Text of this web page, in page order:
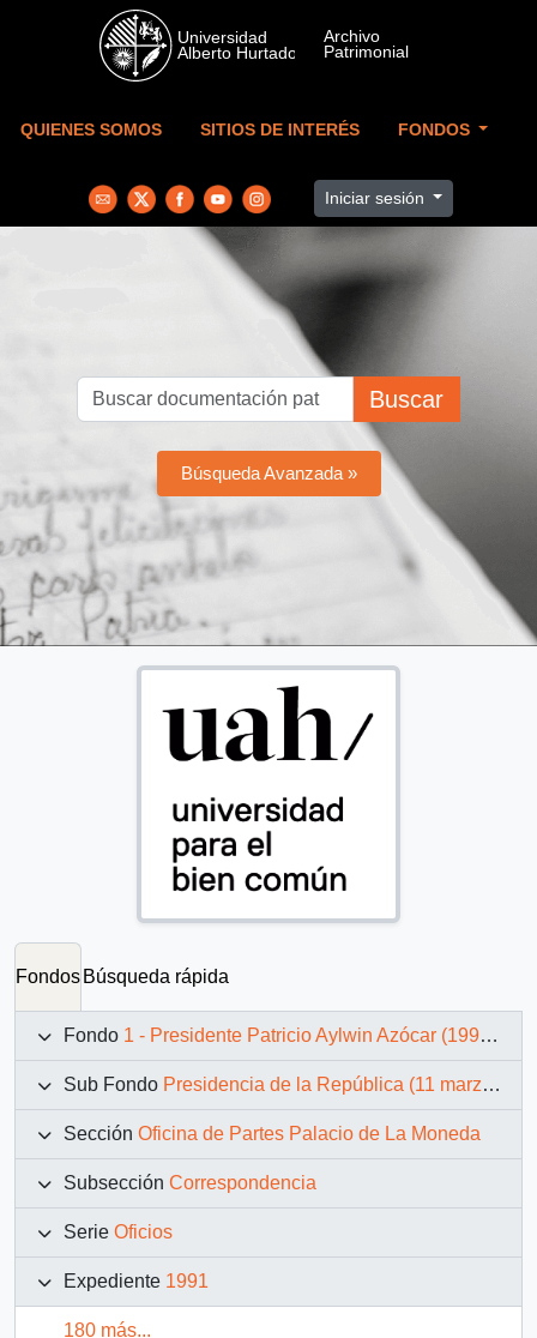
Skip to main content
QUIENES SOMOS SITIOS DE INTERÉS FONDOS
Iniciar sesión
Buscar
Búsqueda Avanzada »
Fondos Búsqueda rápida
Fondo 1 - Presidente Patricio Aylwin Azócar (1990-1994)
Sub Fondo Presidencia de la República (11 marzo 1990 – 11 marzo 1994)
Sección Oficina de Partes Palacio de La Moneda
Subsección Correspondencia
Serie Oficios
Expediente 1991
180 más...